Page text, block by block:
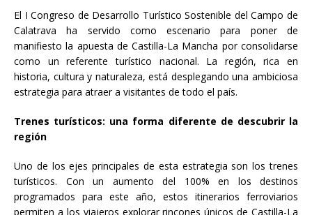
El I Congreso de Desarrollo Turístico Sostenible del Campo de
Calatrava ha servido como escenario para poner de
manifiesto la apuesta de Castilla-La Mancha por consolidarse
como un referente turístico nacional. La región, rica en
historia, cultura y naturaleza, está desplegando una ambiciosa
estrategia para atraer a visitantes de todo el país.
Trenes turísticos: una forma diferente de descubrir la
región
Uno de los ejes principales de esta estrategia son los trenes
turísticos. Con un aumento del 100% en los destinos
programados para este año, estos itinerarios ferroviarios
permiten a los viajeros explorar rincones únicos de Castilla-La